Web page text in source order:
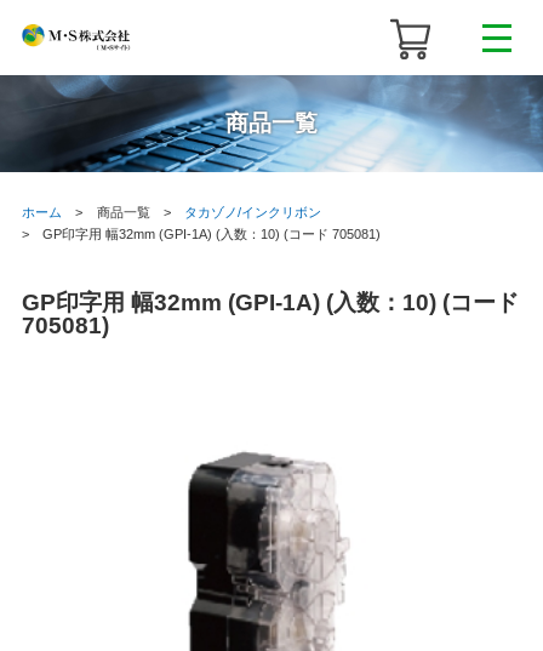
商品一覧
ホーム 商品一覧
タカゾノ/インクリボン
GP印字用 幅32mm (GPI-1A) (入数：10) (コード 705081)
GP印字用 幅32mm (GPI-1A) (入数：10) (コード
705081)